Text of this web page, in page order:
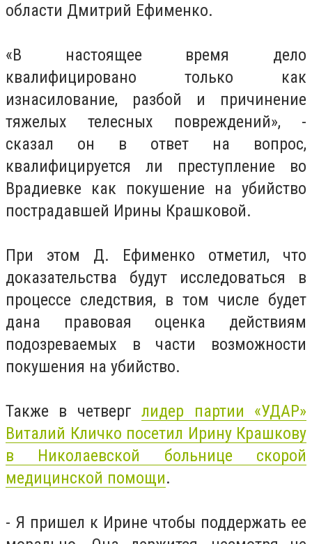
области Дмитрий Ефименко.
«В настоящее время дело
квалифицировано только как
изнасилование, разбой и причинение
тяжелых телесных повреждений», -
сказал он в ответ на вопрос,
квалифицируется ли преступление во
Врадиевке как покушение на убийство
пострадавшей Ирины Крашковой.
При этом Д. Ефименко отметил, что
доказательства будут исследоваться в
процессе следствия, в том числе будет
дана правовая оценка действиям
подозреваемых в части возможности
покушения на убийство.
Также в четверглидер партии «УДАР»
Виталий Кличко посетил Ирину Крашкову
в Николаевской больнице скорой
медицинской помощи.
- Я пришел к Ирине чтобы поддержать ее